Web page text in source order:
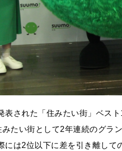
表された「住みたい街」ベス
みたい街として2年連続のグラ
には2位以下に差を引き離し